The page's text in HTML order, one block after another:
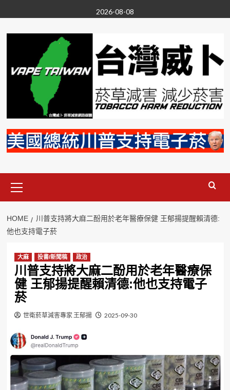
to
content
2026-08-08
Menu
HOME
川普支持將大麻二酚用於老年醫療保健 王郁揚提醒賴清德:
他也支持電子菸
大麻 投書/新聞稿 政治
川普支持將大麻二酚用於老年醫療保
健 王郁揚提醒賴清德:他也支持電子
菸
世衛菸草減害專家 王郁揚 2025-09-30